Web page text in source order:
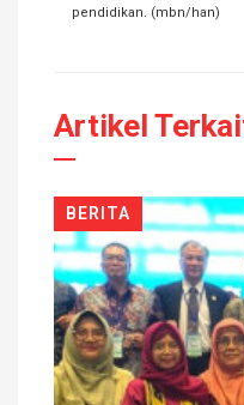
pendidikan. (mbn/han)
Artikel
BERITA